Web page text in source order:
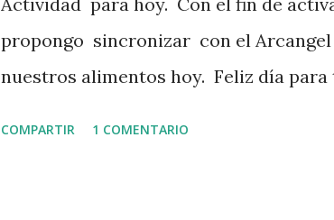
propongo sincronizar con el Arcangel
nuestros alimentos hoy. Feliz día para
COMPARTIR 1 COMENTARIO